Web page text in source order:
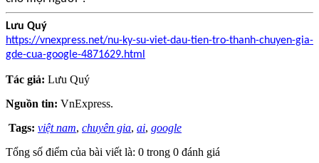
Lưu Quý
https://vnexpress.net/nu-ky-su-viet-dau-tien-tro-thanh-chuyen-gia-
gde-cua-google-4871629.html
Tác giả: Lưu Quý
Nguồn tin: VnExpress.
Tags: việt nam, chuyên gia, ai, google
Tổng số điểm của bài viết là: 0 trong 0 đánh giá